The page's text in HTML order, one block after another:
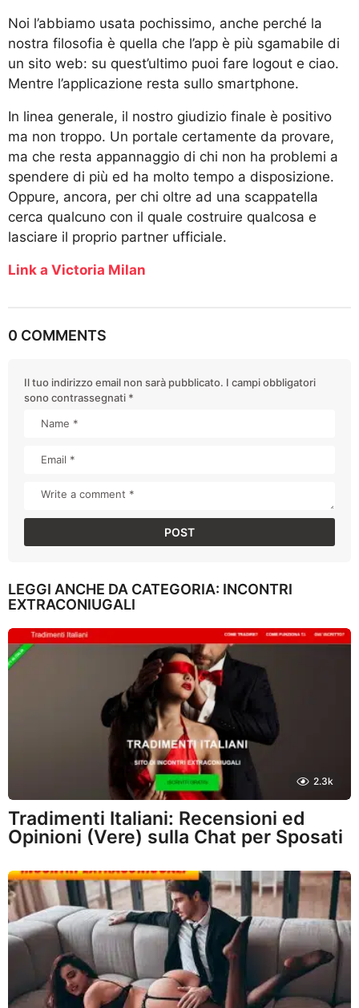
Noi l’abbiamo usata pochissimo, anche perché la
nostra filosofia è quella che l’app è più sgamabile di
un sito web: su quest’ultimo puoi fare logout e ciao.
Mentre l’applicazione resta sullo smartphone.
In linea generale, il nostro giudizio finale è positivo
ma non troppo. Un portale certamente da provare,
ma che resta appannaggio di chi non ha problemi a
spendere di più ed ha molto tempo a disposizione.
Oppure, ancora, per chi oltre ad una scappatella
cerca qualcuno con il quale costruire qualcosa e
lasciare il proprio partner ufficiale.
Link a Victoria Milan
0 COMMENTS
Il tuo indirizzo email non sarà pubblicato. I campi obbligatori
sono contrassegnati *
LEGGI ANCHE DA CATEGORIA: INCONTRI
EXTRACONIUGALI
2.3k
Tradimenti Italiani: Recensioni ed
Opinioni (Vere) sulla Chat per Sposati